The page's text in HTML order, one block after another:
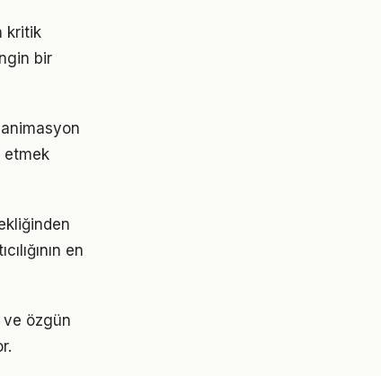
kritik
bir
animasyon
etmek
en
ve özgün